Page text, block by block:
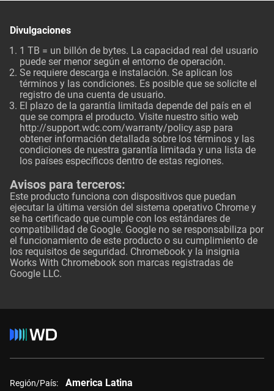
Divulgaciones
1 TB = un billón de bytes. La capacidad real del usuario
puede ser menor según el entorno de operación.
Se requiere descarga e instalación. Se aplican los
términos y las condiciones. Es posible que se solicite el
registro de una cuenta de usuario.
El plazo de la garantía limitada depende del país en el
que se compra el producto. Visite nuestro sitio web
http://support.wdc.com/warranty/policy.asp para
obtener información detallada sobre los términos y las
condiciones de nuestra garantía limitada y una lista de
los países específicos dentro de estas regiones.
Avisos para terceros:
Este producto funciona con dispositivos que puedan
ejecutar la última versión del sistema operativo Chrome y
se ha certificado que cumple con los estándares de
compatibilidad de Google. Google no se responsabiliza por
el funcionamiento de este producto o su cumplimiento de
los requisitos de seguridad. Chromebook y la insignia
Works With Chromebook son marcas registradas de
Google LLC.
Región/País: America Latina